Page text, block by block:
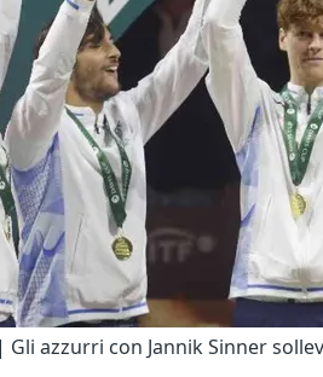
azzurri con Jannik Sinner